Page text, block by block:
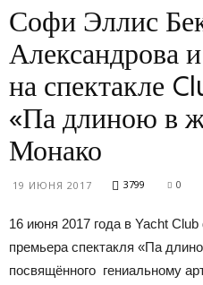
Софи Эллис
Александрова
на спектакле
«Па длиною в
Монако
19 ИЮНЯ 2017 3799 0
16 июня 2017 года в Yacht
премьера спектакля «Па
посвящённого гениальному